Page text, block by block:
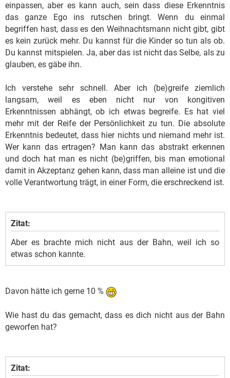
einpassen, aber es kann auch, sein dass diese Erkenntnis
das ganze Ego ins rutschen bringt. Wenn du einmal
begriffen hast, dass es den Weihnachtsmann nicht gibt, gibt
es kein zurück mehr. Du kannst für die Kinder so tun als ob.
Du kannst mitspielen. Ja, aber das ist nicht das Selbe, als zu
glauben, es gäbe ihn.
Ich verstehe sehr schnell. Aber ich (be)greife ziemlich
langsam, weil es eben nicht nur von kongitiven
Erkenntnissen abhängt, ob ich etwas begreife. Es hat viel
mehr mit der Reife der Persönlichkeit zu tun. Die absolute
Erkenntnis bedeutet, dass hier nichts und niemand mehr ist.
Wer kann das ertragen? Man kann das abstrakt erkennen
und doch hat man es nicht (be)griffen, bis man emotional
damit in Akzeptanz gehen kann, dass man alleine ist und die
volle Verantwortung trägt, in einer Form, die erschreckend ist.
Zitat:
Aber es brachte mich nicht aus der Bahn, weil ich so
etwas schon kannte.
Davon hätte ich gerne 10 %
Wie hast du das gemacht, dass es dich nicht aus der Bahn
geworfen hat?
Zitat: